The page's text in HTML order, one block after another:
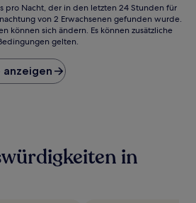
pro Nacht, der in den letzten 24 Stunden für
von 2 Erwachsenen gefunden wurde.
können sich ändern. Es können zusätzliche
gelten.
in